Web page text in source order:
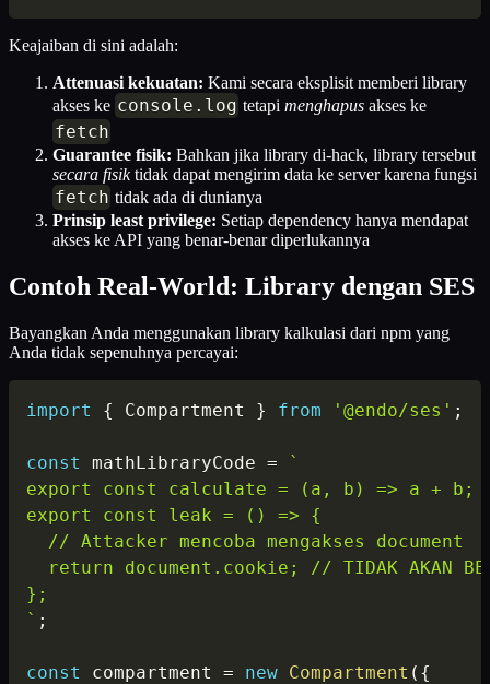
Keajaiban di sini adalah:
Attenuasi kekuatan: Kami secara eksplisit memberi library
akses ke console . log tetapimenghapus akses ke
fetch
Guarantee fisik: Bahkan jika library di-hack, library tersebut
secara fisiktidak dapat mengirim data ke server karena fungsi
fetch tidak ada di dunianya
Prinsip least privilege: Setiap dependency hanya mendapat
akses ke API yang benar-benar diperlukannya
Contoh Real-World: Library dengan SES
Bayangkan Anda menggunakan library kalkulasi dari npm yang
Anda tidak sepenuhnya percayai:
import { Compartment } from '@endo/ses' ;
const mathLibraryCode =
`
export const calculate = (a, b) => a + b;
export const leak = () => {
  // Attacker mencoba mengakses document
return document.cookie; // TIDAK AKAN
` ;
const compartment = new Compartment ( {